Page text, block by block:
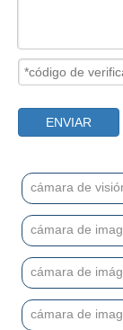
ENVIAR
cámara de
cámara de
cámara de
cámara de